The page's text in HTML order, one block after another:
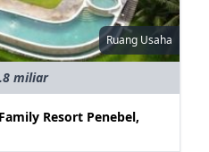
Ruang Usaha
miliar
Resort Penebel,